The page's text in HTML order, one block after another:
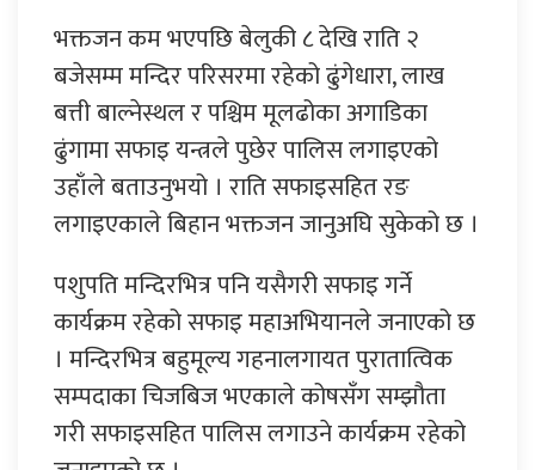
भक्तजन कम भएपछि बेलुकी ८ देखि राति २
बजेसम्म मन्दिर परिसरमा रहेको ढुंगेधारा, लाख
बत्ती बाल्नेस्थल र पश्चिम मूलढोका अगाडिका
ढुंगामा सफाइ यन्त्रले पुछेर पालिस लगाइएको
उहाँले बताउनुभयो । राति सफाइसहित रङ
लगाइएकाले बिहान भक्तजन जानुअघि सुकेको छ ।
पशुपति मन्दिरभित्र पनि यसैगरी सफाइ गर्ने
कार्यक्रम रहेको सफाइ महाअभियानले जनाएको छ
। मन्दिरभित्र बहुमूल्य गहनालगायत पुरातात्विक
सम्पदाका चिजबिज भएकाले कोषसँग सम्झौता
गरी सफाइसहित पालिस लगाउने कार्यक्रम रहेको